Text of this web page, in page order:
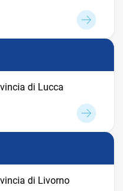
di Lucca
di Livorno